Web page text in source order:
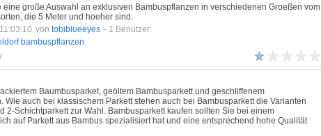
eine große Auswahl an exklusiven Bambuspflanzen in verschiedenen Groeßen vom
die 5 Meter und hoeher sind.
von tobiblueeyes - 1 Benutzer
bambuspflanzen
Baumbusparket, geöltem Bambusparkett und geschliffenem
Wie auch bei klassischem Parkett stehen auch bei Bambusparkett die Varianten
2-Schichtparkett zur Wahl. Bambusparkett kaufen sollten Sie bei einem
auf Parkett aus Bambus spezialisiert hat und eine entsprechend hohe Qualität